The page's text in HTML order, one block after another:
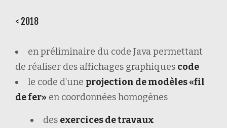
< 2018
en préliminaire du code Java permettant
de réaliser des affichages graphiques code
le code d’une projection de modèles «fil
de fer» en coordonnées homogènes
des exercices de travaux